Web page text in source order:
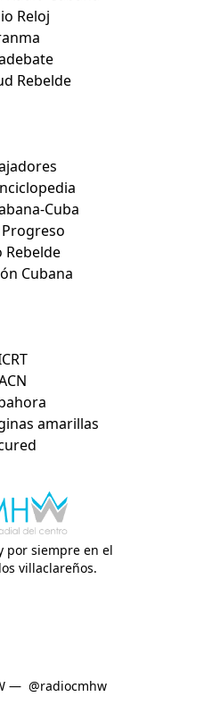
por siempre en el
villaclareños.
Reloj
Rebelde
Cuba
Rebelde
Cubana
amarillas
— @radiocmhw